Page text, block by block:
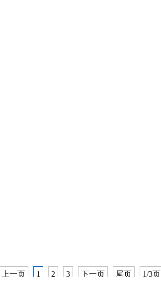
上一页 1 2 3 下一页 尾页 1/3页